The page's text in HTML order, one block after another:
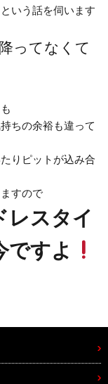
いう話を伺います
ってなくて
ちの余裕も違って
りピットが込み合
すので
レスタイ
ですよ